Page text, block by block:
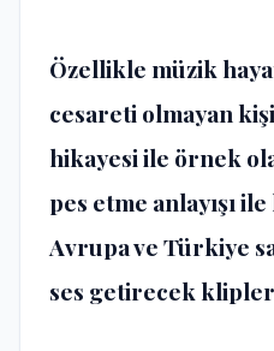
Özellikle müzik
cesareti olmayan
hikayesi ile örnek
pes etme anlayışı
Avrupa ve Türkiye
ses getirecek